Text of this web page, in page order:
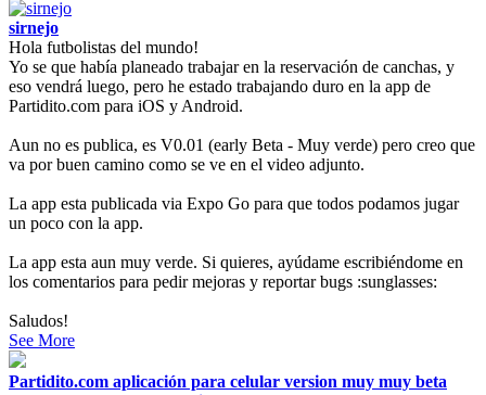
sirnejo
Hola futbolistas del mundo!
Yo se que había planeado trabajar en la reservación de canchas, y
eso vendrá luego, pero he estado trabajando duro en la app de
Partidito.com para iOS y Android.
Aun no es publica, es V0.01 (early Beta - Muy verde) pero creo que
va por buen camino como se ve en el video adjunto.
La app esta publicada via Expo Go para que todos podamos jugar
un poco con la app.
La app esta aun muy verde. Si quieres, ayúdame escribiéndome en
los comentarios para pedir mejoras y reportar bugs :sunglasses:
Saludos!
See More
Partidito.com aplicación para celular version muy muy beta